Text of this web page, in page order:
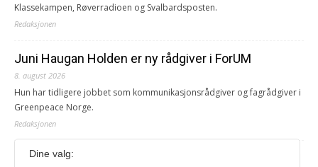
Klassekampen, Røverradioen og Svalbardsposten.
Redaksjonen
Juni Haugan Holden er ny rådgiver i ForUM
8. august 2026
Hun har tidligere jobbet som kommunikasjonsrådgiver og fagrådgiver i
Greenpeace Norge.
Redaksjonen
Journalist fra Vietnam idømt 7 års fengsel
Dine valg: